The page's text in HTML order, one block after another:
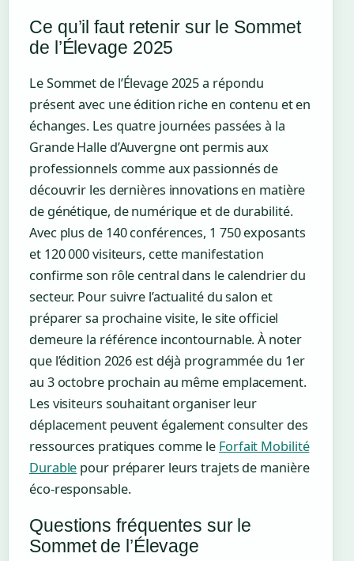
Ce qu’il faut retenir sur le Sommet
de l’Élevage 2025
Le Sommet de l’Élevage 2025 a répondu
présent avec une édition riche en contenu et en
échanges. Les quatre journées passées à la
Grande Halle d’Auvergne ont permis aux
professionnels comme aux passionnés de
découvrir les dernières innovations en matière
de génétique, de numérique et de durabilité.
Avec plus de 140 conférences, 1 750 exposants
et 120 000 visiteurs, cette manifestation
confirme son rôle central dans le calendrier du
secteur. Pour suivre l’actualité du salon et
préparer sa prochaine visite, le site officiel
demeure la référence incontournable. À noter
que l’édition 2026 est déjà programmée du 1er
au 3 octobre prochain au même emplacement.
Les visiteurs souhaitant organiser leur
déplacement peuvent également consulter des
ressources pratiques comme le Forfait Mobilité
Durable pour préparer leurs trajets de manière
éco-responsable.
Questions fréquentes sur le
Sommet de l’Élevage